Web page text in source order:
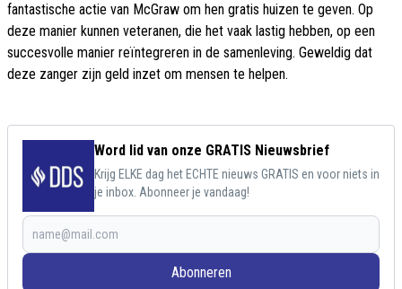
fantastische actie van McGraw om hen gratis huizen te geven. Op
deze manier kunnen veteranen, die het vaak lastig hebben, op een
succesvolle manier reïntegreren in de samenleving. Geweldig dat
deze zanger zijn geld inzet om mensen te helpen.
Word lid van onze GRATIS Nieuwsbrief
Krijg ELKE dag het ECHTE nieuws GRATIS en voor niets in
je inbox. Abonneer je vandaag!
Abonneren